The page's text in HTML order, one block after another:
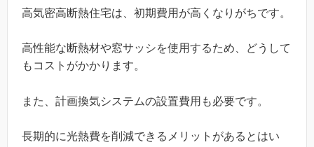
高気密高断熱住宅は、初期費用が高くなりがちです。
高性能な断熱材や窓サッシを使用するため、どうして
もコストがかかります。
また、計画換気システムの設置費用も必要です。
長期的に光熱費を削減できるメリットがあるとはい